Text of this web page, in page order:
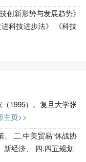
创新形势与发展趋势》
科技进步法》 《科技
1995）。复旦大学张
主页>>
、 二.中美贸易“休战协
新经济、 四.四五规划